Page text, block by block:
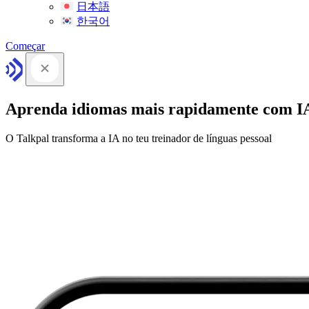
日本語
한국어
Começar
Aprenda idiomas mais rapidamente com
O Talkpal transforma a IA no teu treinador de línguas pessoal